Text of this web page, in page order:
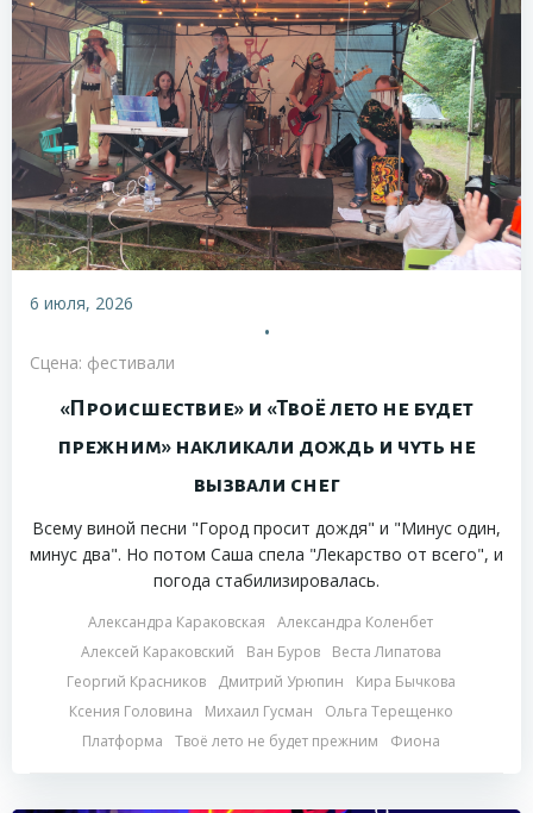
6 июля, 2026
•
Сцена: фестивали
«Происшествие» и «Твоё лето не будет
прежним» накликали дождь и чуть не
вызвали снег
Всему виной песни "Город просит дождя" и "Минус один,
минус два". Но потом Саша спела "Лекарство от всего", и
погода стабилизировалась.
Александра Караковская
Александра Коленбет
Алексей Караковский
Ван Буров
Веста Липатова
Георгий Красников
Дмитрий Урюпин
Кира Бычкова
Ксения Головина
Михаил Гусман
Ольга Терещенко
Платформа
Твоё лето не будет прежним Фиона